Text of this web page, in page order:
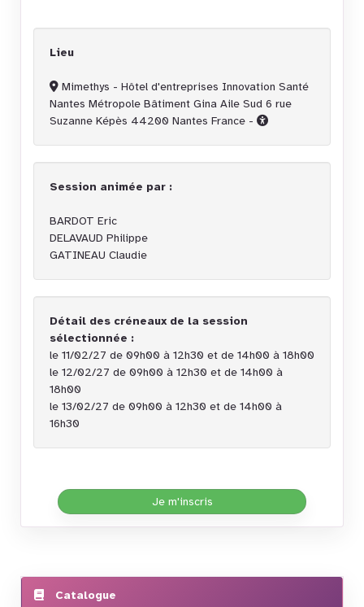
Lieu
Nantes Métropole Bâtiment Gina Aile Sud 6 rue
Suzanne Képès 44200 Nantes France -
Session animée par :
BARDOT Eric
DELAVAUD Philippe
GATINEAU Claudie
Détail des créneaux de la session
sélectionnée :
le 11/02/27 de 09h00 à 12h30 et de 14h00 à 18h00
le 12/02/27 de 09h00 à 12h30 et de 14h00 à
18h00
le 13/02/27 de 09h00 à 12h30 et de 14h00 à
16h30
Je m'inscris
Catalogue